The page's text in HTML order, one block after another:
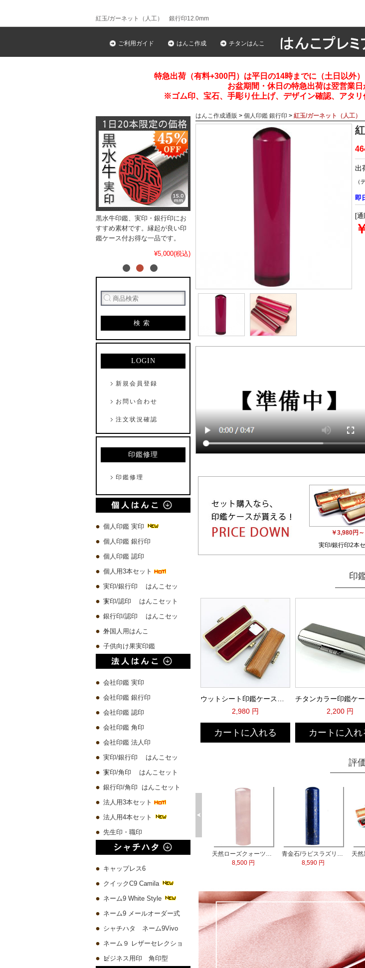
紅玉/ガーネット（人工） 銀行印12.0mm
ご利用ガイド はんこ作成 チタンはんこ
特急出荷（有料+300円）は平日の14時までに（土日以外
お盆期間・休日の特急出荷は翌営業日
※ゴム印、宝石、手彫り仕上げ、デザイン確認、アタリ
黒水牛印鑑、実印・銀行印にお
すすめ素材です。縁起が良い印
鑑ケース付お得な一品です。
¥5,000(税込)
検索
LOGIN
新規会員登録
お問い合わせ
注文状況確認
印鑑修理
印鑑修理
個人印鑑 実印
個人印鑑 銀行印
個人印鑑 認印
個人用3本セット
実印/銀行印 はんこセッ
ト
実印/認印 はんこセット
銀行印/認印 はんこセッ
ト
外国人用はんこ
子供向け果実印鑑
会社印鑑 実印
会社印鑑 銀行印
会社印鑑 認印
会社印鑑 角印
会社印鑑 法人印
実印/銀行印 はんこセッ
ト
実印/角印 はんこセット
銀行印/角印 はんこセット
法人用3本セット
法人用4本セット
先生印・職印
キャップレス6
クイックC9 Camila
ネーム9 White Style
ネーム9 メールオーダー式
シャチハタ ネーム9Vivo
ネーム９ レザーセレクショ
ン
ビジネス用印 角印型
はんこ作成通販 > 個人印鑑 銀行印 > 紅玉/ガーネット（人工
出
（
即
[
￥3,980円～
実印/銀行印2本
印
2,980 円
カートに入れる
2,200 円
カートに入れ
評
琥珀樹脂印鑑 ケース付き【一日10本限定】
天然ローズクォーツ水晶 実印13.5mm
8,500 円
青金石/ラピスラズリ 実印60x15.0mm
8,590 円